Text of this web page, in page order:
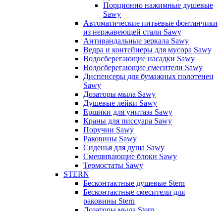
Порционно нажимные душевые
Sawy
Автоматические питьевые фонтанчики
из нержавеющей стали Sawy
Антивандальные зеркала Sawy
Ведра и контейнеры для мусора Sawy
Водосберегающие насадки Sawy
Водосберегающие смесители Sawy
Диспенсеры для бумажных полотенец
Sawy
Дозаторы мыла Sawy
Душевые лейки Sawy
Ершики для унитаза Sawy
Краны для писсуара Sawy
Поручни Sawy
Раковины Sawy
Сиденья для душа Sawy
Смешивающие блоки Sawy
Термостаты Sawy
STERN
Бесконтактные душевые Stern
Бесконтактные смесители для
раковины Stern